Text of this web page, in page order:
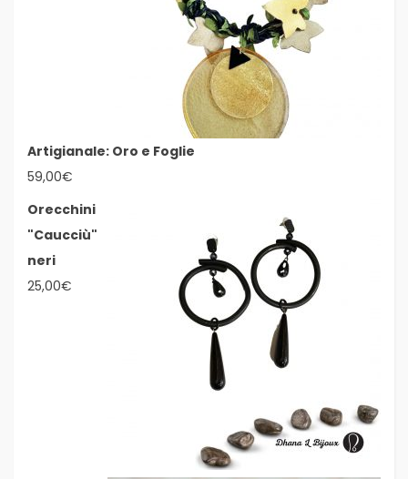
Artigianale: Oro e Foglie
59,00€
Orecchini
"Caucciù"
neri
25,00€